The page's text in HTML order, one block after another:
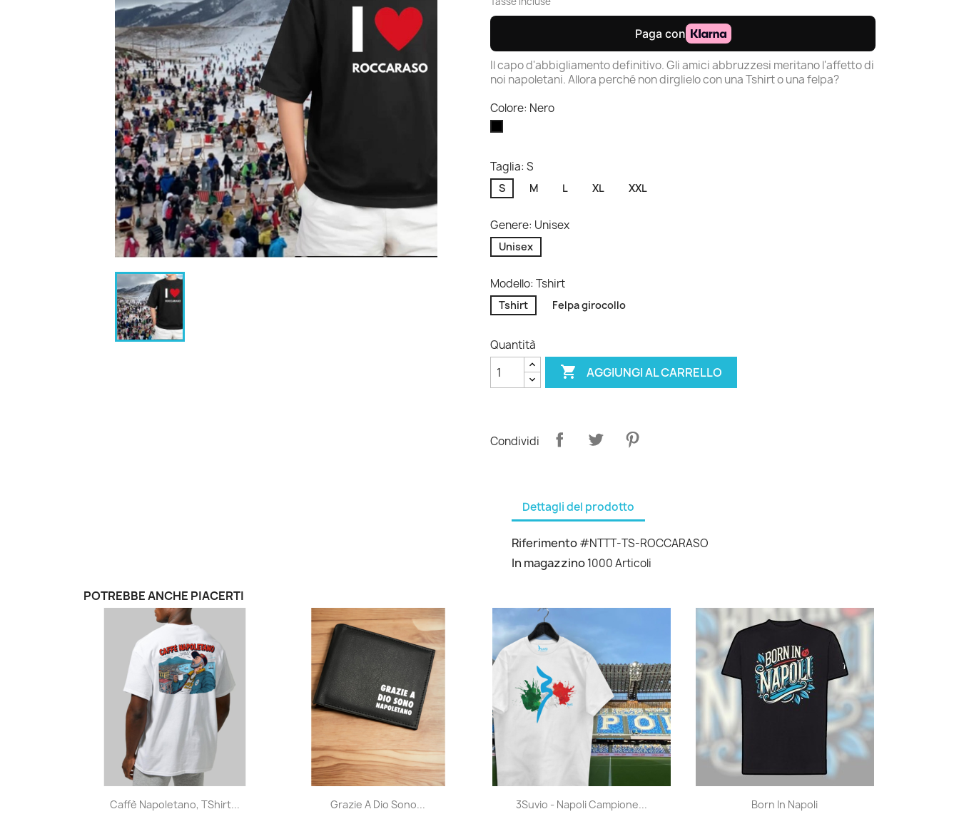
Il capo d'abbigliamento definitivo. Gli amici abbruzzesi meritano l'affetto di
noi napoletani. Allora perché non dirglielo con una Tshirt o una felpa?
Colore: Nero
Taglia: S
S M L XL XXL
Genere: Unisex
Unisex
Modello: Tshirt
Tshirt Felpa girocollo
Quantità
 AGGIUNGI AL CARRELLO
Condividi
Dettagli del prodotto
Riferimento#NTTT-TS-ROCCARASO
In magazzino1000 Articoli
POTREBBE ANCHE PIACERTI
Anteprima
Caffè Napoletano, TShirt... Anteprima
Grazie A Dio Sono... Anteprima
3Suvio - Napoli Campione... Anteprima
Born In Napoli